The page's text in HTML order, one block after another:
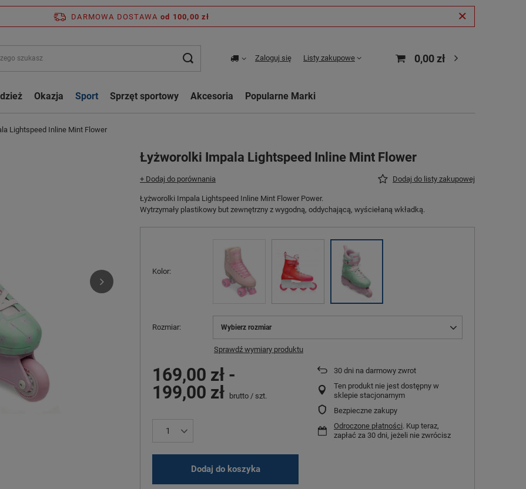
DARMOWA DOSTAWA od 100,00 zł
Zaloguj się Listy zakupowe 0,00 zł
Okazja Sport Sprzęt sportowy Akcesoria Popularne Marki
Lightspeed Inline Mint Flower
Łyżworolki Impala Lightspeed Inline Mint Flower
+ Dodaj do porównania Dodaj do listy zakupowej
Łyżworolki Impala Lightspeed Inline Mint Flower Power.
Wytrzymały plastikowy but zewnętrzny z wygodną, ​​oddychającą, wyściełaną wkładką.
Kolor
Rozmiar Wybierz rozmiar
Sprawdź wymiary produktu
169,00 zł -
199,00 zł brutto / szt.
Dodaj do koszyka
30 dni na darmowy zwrot
Ten produkt nie jest dostępny w
sklepie stacjonarnym
Bezpieczne zakupy
Odroczone płatności. Kup teraz,
zapłać za 30 dni, jeżeli nie zwrócisz